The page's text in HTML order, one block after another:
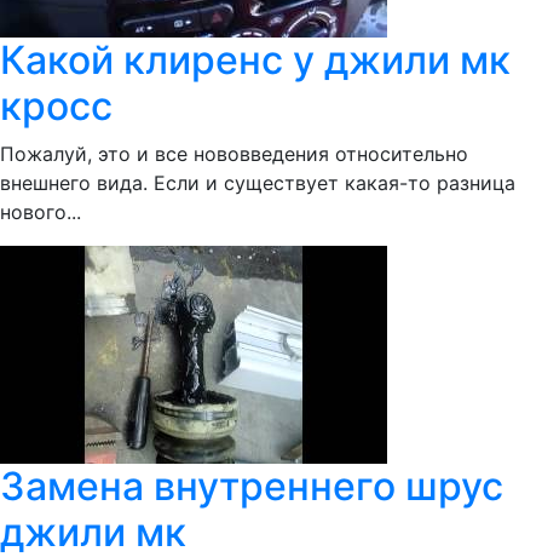
Какой клиренс у джили мк
кросс
Пожалуй, это и все нововведения относительно
внешнего вида. Если и существует какая-то разница
нового...
Замена внутреннего шрус
джили мк